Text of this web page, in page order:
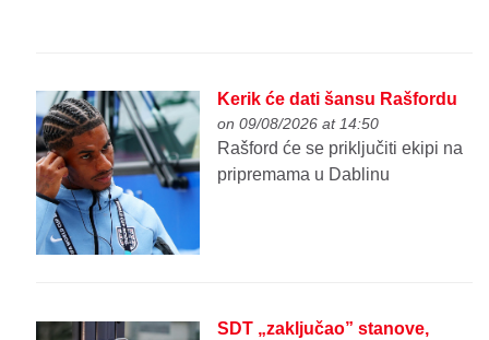
Kerik će dati šansu Rašfordu
on 09/08/2026 at 14:50
Rašford će se priključiti ekipi na
pripremama u Dablinu
SDT „zaključao” stanove,